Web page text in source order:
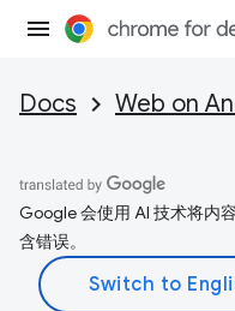
Docs Web on
Google 会使用 AI 技术将内
含错误。